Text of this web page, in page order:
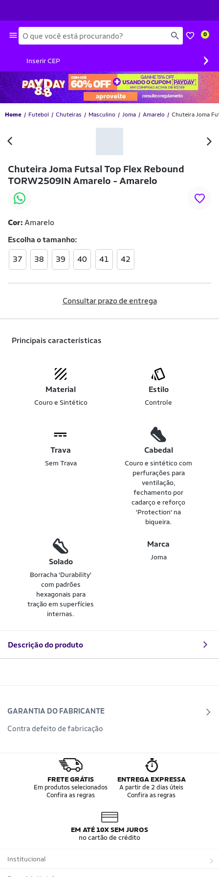
Busca 0
Inserir CEP ›
Home Futebol Chuteiras Masculino Joma Amarelo Chuteira Joma
Chuteira Joma Futsal Top Flex Rebound
TORW2509IN Amarelo - Amarelo
-44% OFF
Cor: Amarelo
Escolha otamanho
37 38 39 40 41 42
Consultar prazo de entrega
Principais características
Material
Couro e Sintético
Estilo
Controle
Trava
Sem Trava
Cabedal
Couro e sintético com
perfurações para
ventilação,
fechamento por
cadarço e reforço
'Protection' na
biqueira.
Solado
Borracha 'Durability'
com padrões
hexagonais para
tração em superfícies
internas.
Marca
Joma
Descrição do produto
GARANTIA DO FABRICANTE
Contra defeito de fabricação
FRETE GRÁTIS
Em produtos selecionados
Confira as regras
ENTREGA EXPRESSA
A partir de 2 dias úteis
Confira as regras
EM ATÉ 10X SEM JUROS
no cartão de crédito
Institucional